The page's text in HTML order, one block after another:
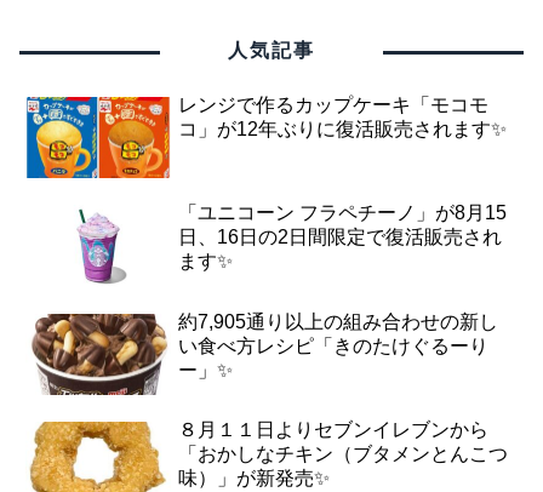
人気記事
レンジで作るカップケーキ「モコモ
コ」が12年ぶりに復活販売されます✨
「ユニコーン フラペチーノ」が8月15
日、16日の2日間限定で復活販売され
ます✨
約7,905通り以上の組み合わせの新し
い食べ方レシピ「きのたけぐるーり
ー」✨
８月１１日よりセブンイレブンから
「おかしなチキン（ブタメンとんこつ
味）」が新発売✨